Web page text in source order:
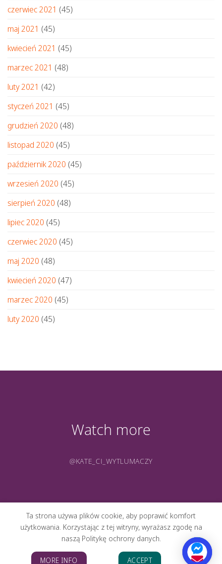
czerwiec 2021 (45)
maj 2021 (45)
kwiecień 2021 (45)
marzec 2021 (48)
luty 2021 (42)
styczeń 2021 (45)
grudzień 2020 (48)
listopad 2020 (45)
październik 2020 (45)
wrzesień 2020 (45)
sierpień 2020 (48)
lipiec 2020 (45)
czerwiec 2020 (45)
maj 2020 (48)
kwiecień 2020 (47)
marzec 2020 (45)
luty 2020 (45)
Watch more
@KATE_CI_WYTLUMACZY
O MNIE PORTFOLIO GALERIA KONTAKT BLOG
Ta strona używa plików cookie, aby poprawić komfort
użytkowania. Korzystając z tej witryny, wyrażasz zgodę na
naszą Politykę ochrony danych.
MORE INFO ACCEPT